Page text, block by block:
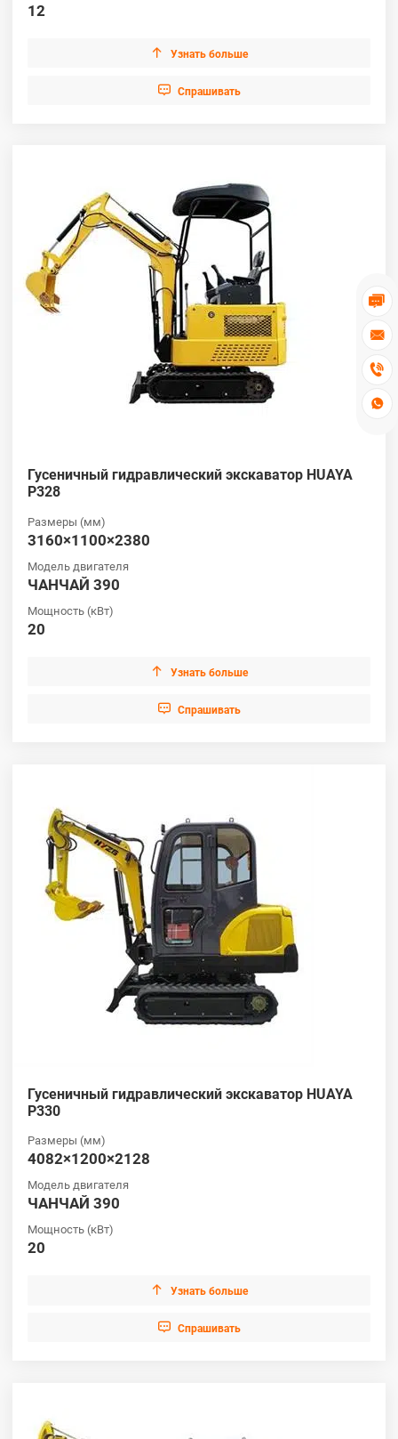




12
 Узнать больше
 Cпрашивать
Гусеничный гидравлический экскаватор HUAYA
P328
Размеры (мм)
3160×1100×2380
Модель двигателя
ЧАНЧАЙ 390
Мощность (кВт)
20
 Узнать больше
 Cпрашивать
Гусеничный гидравлический экскаватор HUAYA
P330
Размеры (мм)
4082×1200×2128
Модель двигателя
ЧАНЧАЙ 390
Мощность (кВт)
20
 Узнать больше
 Cпрашивать